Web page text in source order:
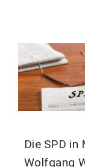
Die SPD
Wolfgang